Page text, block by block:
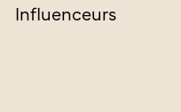
Influenceurs